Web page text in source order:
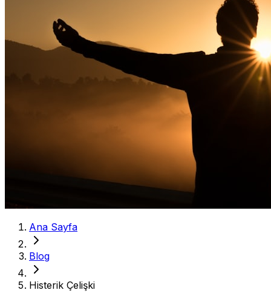
Ana Sayfa
Blog
Histerik Çelişki